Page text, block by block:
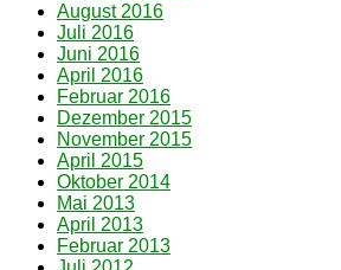
August 2016
Juli 2016
Juni 2016
April 2016
Februar 2016
Dezember 2015
November 2015
April 2015
Oktober 2014
Mai 2013
April 2013
Februar 2013